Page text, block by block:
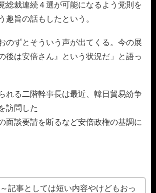
総裁連続４選が可能になるよう党則を
趣旨の話もしたという。
のずとそういう声が出てくる。今の展
後は安倍さん』という状況だ」と語っ
れる二階幹事長は最近、韓日貿易紛争
訪問した
面談要請を断るなど安倍政権の基調に
記事としては短い内容やけどもおっ